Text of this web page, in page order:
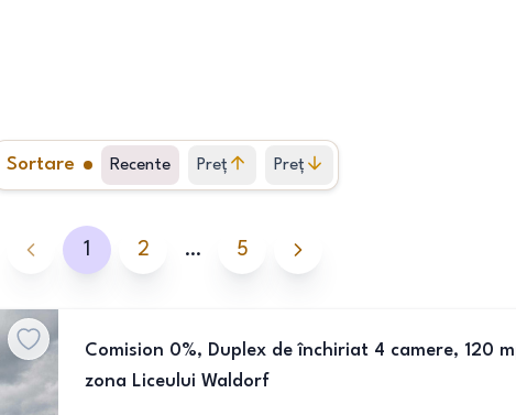
Sortare Recente Preț
crescător
Preț
descrescător
1 2 … 5
Comision 0%, Duplex de închiriat 4 camere, 120
zona Liceului Waldorf